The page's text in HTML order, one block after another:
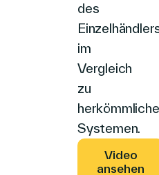
des
im
Vergleich
zu
Systemen.
Video
ansehen